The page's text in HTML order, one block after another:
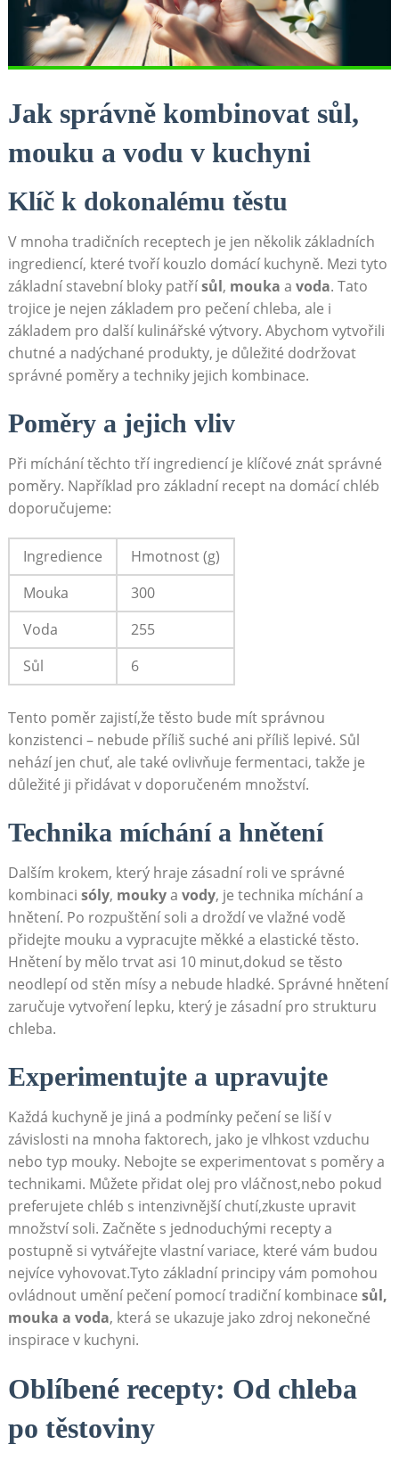
Jak správně kombinovat sůl,
mouku a vodu v kuchyni
Klíč k dokonalému těstu
V mnoha tradičních receptech je jen několik základních
ingrediencí, které tvoří kouzlo domácí kuchyně. Mezi tyto
základní stavební bloky patřísůl, mouka a voda. Tato
trojice je nejen základem pro pečení chleba, ale i
základem pro další kulinářské výtvory. Abychom vytvořili
chutné a nadýchané produkty, je důležité dodržovat
správné poměry a techniky jejich kombinace.
Poměry a jejich vliv
Při míchání těchto tří ingrediencí je klíčové znát správné
poměry. Například pro základní recept na domácí chléb
doporučujeme:
Ingredience
Hmotnost (g)
Mouka
300
Voda
255
Sůl
6
Tento poměr zajistí,že těsto bude mít správnou
konzistenci – nebude příliš suché ani příliš lepivé. Sůl
nehází jen chuť, ale také ovlivňuje fermentaci, takže je
důležité ji přidávat v doporučeném množství.
Technika míchání a hnětení
Dalším krokem, který hraje zásadní roli ve správné
kombinaci sóly, moukya vody, je technika míchání a
hnětení. Po rozpuštění soli a droždí ve vlažné vodě
přidejte mouku a vypracujte měkké a elastické těsto.
Hnětení by mělo trvat asi 10 minut,dokud se těsto
neodlepí od stěn mísy a nebude hladké. Správné hnětení
zaručuje vytvoření lepku, který je zásadní pro strukturu
chleba.
Experimentujte a upravujte
Každá kuchyně je jiná a podmínky pečení se liší v
závislosti na mnoha faktorech, jako je vlhkost vzduchu
nebo typ mouky. Nebojte se experimentovat s poměry a
technikami. Můžete přidat olej pro vláčnost,nebo pokud
preferujete chléb s intenzivnější chutí,zkuste upravit
množství soli. Začněte s jednoduchými recepty a
postupně si vytvářejte vlastní variace, které vám budou
nejvíce vyhovovat.Tyto základní principy vám pomohou
ovládnout umění pečení pomocí tradiční kombinace sůl,
mouka a voda, která se ukazuje jako zdroj nekonečné
inspirace v kuchyni.
Oblíbené recepty: Od chleba
po těstoviny